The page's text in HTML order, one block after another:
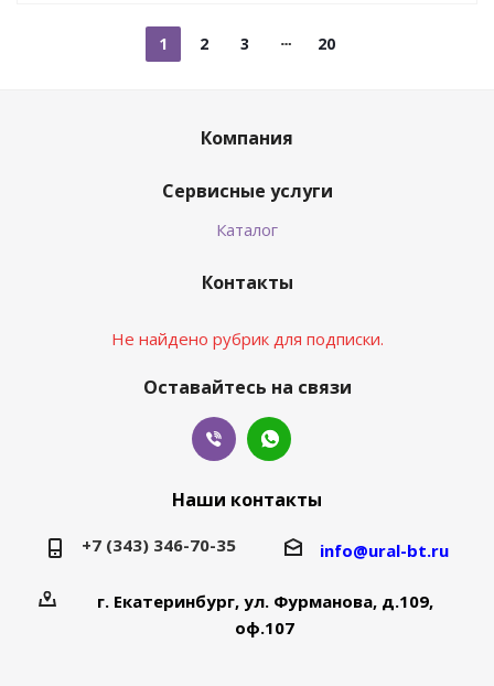
1 2 3 20
Компания
Сервисные услуги
Каталог
Контакты
Не найдено рубрик для подписки.
Оставайтесь на связи
Наши контакты
+7 (343) 346-70-35 info@ural-bt.ru
г. Екатеринбург, ул. Фурманова, д.109,
оф.107